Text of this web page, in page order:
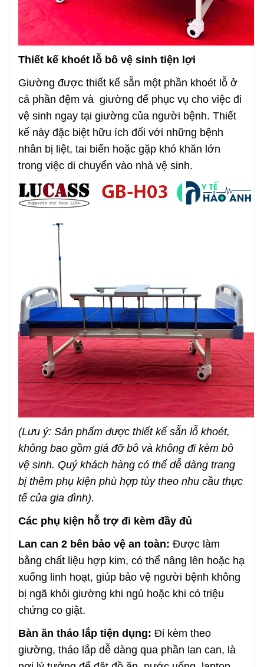
Thiết kế khoét lỗ bô vệ sinh tiện lợi
Giường được thiết kế sẵn một phần khoét lỗ ở
cả phần đệm và giường để phục vụ cho việc đi
vệ sinh ngay tại giường của người bệnh. Thiết
kế này đặc biệt hữu ích đối với những bệnh
nhân bị liệt, tai biến hoặc gặp khó khăn lớn
trong việc di chuyển vào nhà vệ sinh.
(Lưu ý: Sản phẩm được thiết kế sẵn lỗ khoét,
không bao gồm giá đỡ bô và không đi kèm bô
vệ sinh. Quý khách hàng có thể dễ dàng trang
bị thêm phụ kiện phù hợp tùy theo nhu cầu thực
tế của gia đình).
Các phụ kiện hỗ trợ đi kèm đầy đủ
Lan can 2 bên bảo vệ an toàn: Được làm
bằng chất liệu hợp kim, có thể nâng lên hoặc hạ
xuống linh hoạt, giúp bảo vệ người bệnh không
bị ngã khỏi giường khi ngủ hoặc khi có triệu
chứng co giật.
Bàn ăn tháo lắp tiện dụng: Đi kèm theo
giường, tháo lắp dễ dàng qua phần lan can, là